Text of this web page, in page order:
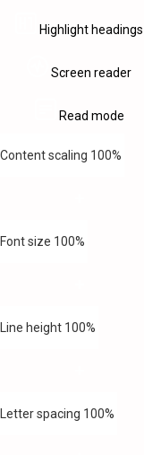
Highlight headings
Screen reader
Read mode
Content scaling 100%
Font size 100%
Line height 100%
Letter spacing 100%